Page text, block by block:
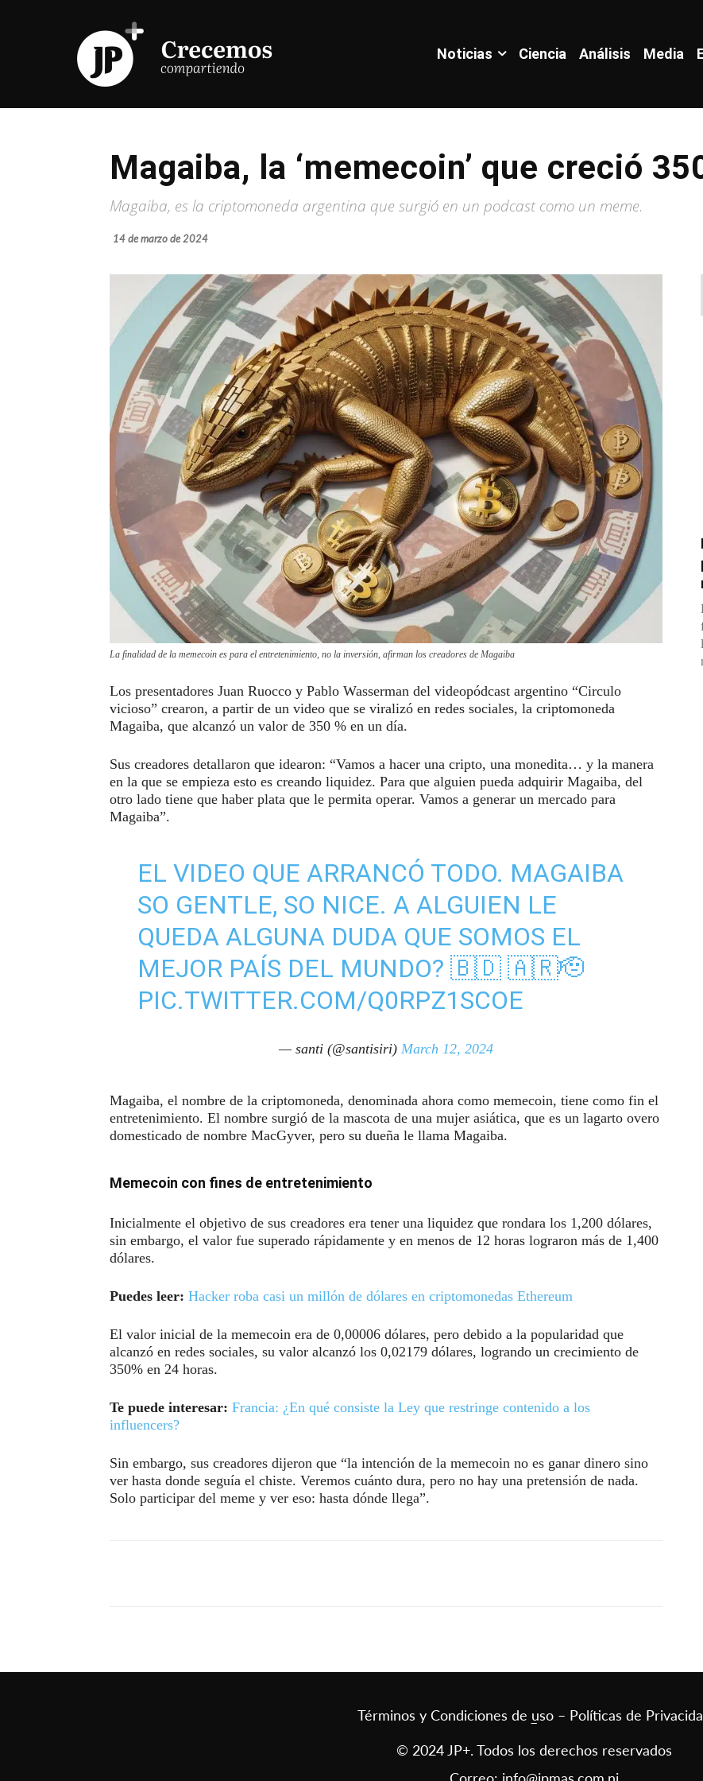
Noticias Ciencia Análisis Media
Magaiba, la ‘memecoin’ que creció
Magaiba, es la criptomoneda argentina que surgió en un podcast como un meme.
14 de marzo de 2024
La finalidad de la memecoin es para el entretenimiento, no la inversión, afirman los creadores de Magaiba
Los presentadores Juan Ruocco y Pablo Wasserman del videopódcast argentino “Circulo
vicioso” crearon, a partir de un video que se viralizó en redes sociales, la criptomoneda
Magaiba, que alcanzó un valor de 350 % en un día.
Sus creadores detallaron que idearon: “Vamos a hacer una cripto, una monedita… y la manera
en la que se empieza esto es creando liquidez. Para que alguien pueda adquirir Magaiba, del
otro lado tiene que haber plata que le permita operar. Vamos a generar un mercado para
Magaiba”.
EL VIDEO QUE ARRANCÓ TODO. MAGAIBA
SO GENTLE, SO NICE. A ALGUIEN LE
QUEDA ALGUNA DUDA QUE SOMOS EL
MEJOR PAÍS DEL MUNDO? 🇧🇩 🇦🇷🫡
PIC.TWITTER.COM/Q0RPZ1SCOE
— santi (@santisiri) March 12, 2024
Magaiba, el nombre de la criptomoneda, denominada ahora como memecoin, tiene como fin el
entretenimiento. El nombre surgió de la mascota de una mujer asiática, que es un lagarto overo
domesticado de nombre MacGyver, pero su dueña le llama Magaiba.
Memecoin con fines de entretenimiento
Inicialmente el objetivo de sus creadores era tener una liquidez que rondara los 1,200 dólares,
sin embargo, el valor fue superado rápidamente y en menos de 12 horas lograron más de 1,400
dólares.
Puedes leer: Hacker roba casi un millón de dólares en criptomonedas Ethereum
El valor inicial de la memecoin era de 0,00006 dólares, pero debido a la popularidad que
alcanzó en redes sociales, su valor alcanzó los 0,02179 dólares, logrando un crecimiento de
350% en 24 horas.
Te puede interesar: Francia: ¿En qué consiste la Ley que restringe contenido a los
influencers?
Sin embargo, sus creadores dijeron que “la intención de la memecoin no es ganar dinero sino
ver hasta donde seguía el chiste. Veremos cuánto dura, pero no hay una pretensión de nada.
Solo participar del meme y ver eso: hasta dónde llega”.
Términos y Condiciones de uso – Políticas de
–
© 2024 JP+. Todos los derechos reservados